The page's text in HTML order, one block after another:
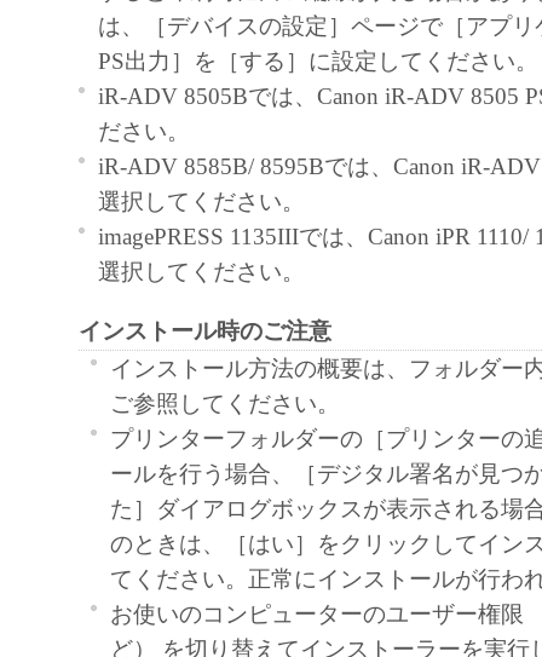
Designated Computer to use the SOFTWARE,
must assure that all such users shall abide by
Agreement and shall be subject to restrictions
borne by you hereunder.
You may make one copy of the SOFTWARE
purpose.
2. RESTRICTIONS
You shall not use the SOFTWARE except as
loan, convey or transfer to any third party the
shall not alter, translate or convert to another
language, modify, disassemble, decompile or
engineer the SOFTWARE and you shall not
to do so.
3. COPYRIGHT NOTICE
You shall not modify, remove or delete any
Canon or its licensors contained in the
any copy thereof.
4. OWNERSHIP
は、［デバイスの設定］ページで［アプ
PS出力］を［する］に設定してください。
iR-ADV 8505Bでは、Canon iR-ADV 8505
ださい。
iR-ADV 8585B/ 8595Bでは、Canon iR-
選択してください。
imagePRESS 1135IIIでは、Canon iPR 1110/
選択してください。
インストール時のご注意
インストール方法の概要は、フォルダー
ご参照してください。
プリンターフォルダーの［プリンターの
ールを行う場合、［デジタル署名が見つ
た］ダイアログボックスが表示される場
のときは、［はい］をクリックしてイン
てください。正常にインストールが行わ
お使いのコンピューターのユーザー権限
ど） を切り替えてインストーラーを実行